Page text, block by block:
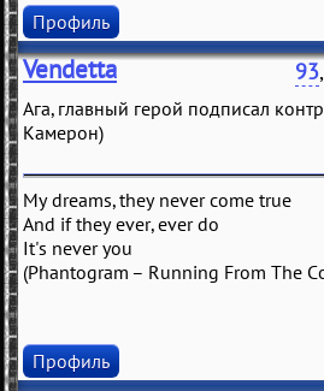
Профиль
Vendetta 93
Ага, главный герой подписал
Камерон)
My dreams, they never come true
And if they ever, ever do
It's never you
(Phantogram – Running From The
Профиль